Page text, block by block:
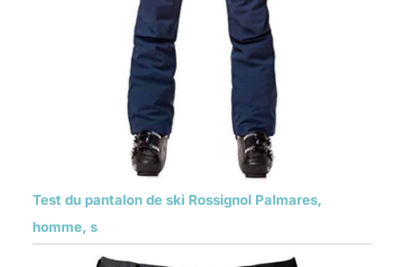
Test du pantalon de ski Rossignol Palmares,
homme, s